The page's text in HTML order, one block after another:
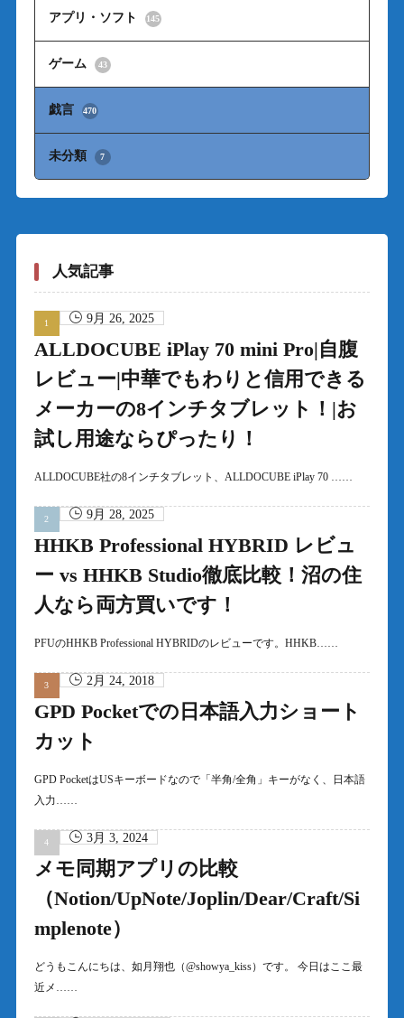
アプリ・ソフト 145
ゲーム 43
戯言 470
未分類 7
人気記事
9月 26, 2025
ALLDOCUBE iPlay 70 mini Pro|自腹
レビュー|中華でもわりと信用できる
メーカーの8インチタブレット！|お
試し用途ならぴったり！
ALLDOCUBE社の8インチタブレット、ALLDOCUBE iPlay 70 ……
9月 28, 2025
HHKB Professional HYBRID レビュ
ー vs HHKB Studio徹底比較！沼の住
人なら両方買いです！
PFUのHHKB Professional HYBRIDのレビューです。HHKB……
2月 24, 2018
GPD Pocketでの日本語入力ショート
カット
GPD PocketはUSキーボードなので「半角/全角」キーがなく、日本語
入力……
3月 3, 2024
メモ同期アプリの比較
（Notion/UpNote/Joplin/Dear/Craft/Si
mplenote）
どうもこんにちは、如月翔也（@showya_kiss）です。 今日はここ最
近メ……